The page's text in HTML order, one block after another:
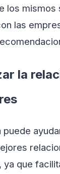
los mismos
las
la
puede
que